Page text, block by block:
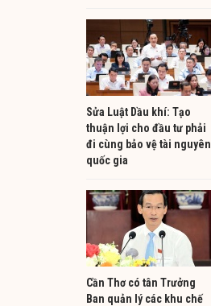
Sửa Luật Dầu khí: Tạo
thuận lợi cho đầu tư phải
đi cùng bảo vệ tài nguyên
quốc gia
Cần Thơ có tân Trưởng
Ban quản lý các khu chế